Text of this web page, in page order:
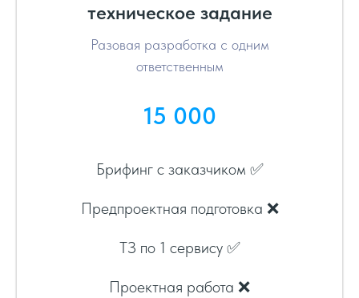
техническое задание
Разовая разработка с одним
ответственным
15 000
Брифинг с заказчиком ✅
Предпроектная подготовка ❌
ТЗ по 1 сервису ✅
Проектная работа ❌